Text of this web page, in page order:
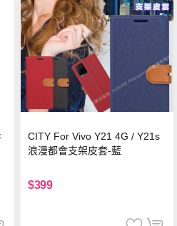
CITY For Vivo Y21 4G / Y21s
浪漫都會支架皮套-藍
$399